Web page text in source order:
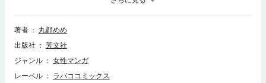
山田にベタ惚れ。ド級の純愛を唯一無二のノリとテンションで描いた注目
作!!※本電子書籍は「スーパーベイビー」１巻に収録されたものです。
著者
丸顔めめ
出版社
芳文社
ジャンル
女性マンガ
レーベル
ラバココミックス